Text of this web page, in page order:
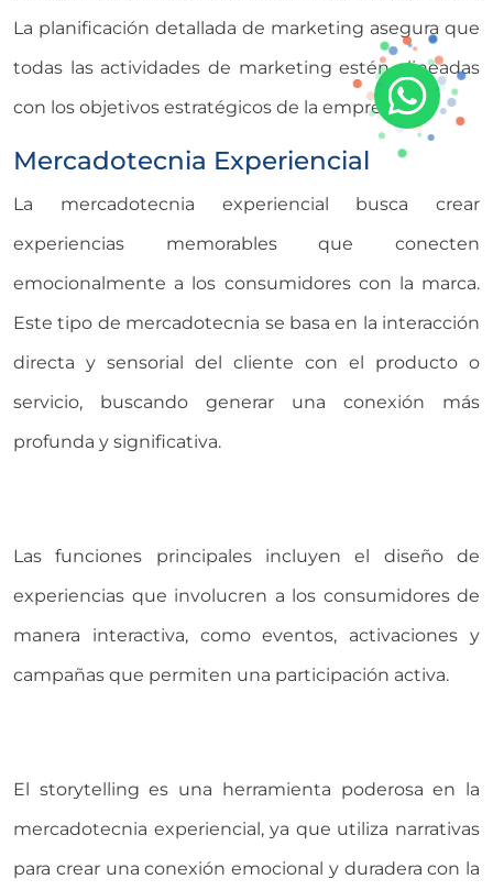
La planificación detallada de marketing asegura que
todas las actividades de marketing estén alineadas
con los objetivos estratégicos de la empresa.
Mercadotecnia Experiencial
La mercadotecnia experiencial busca crear
experiencias memorables que conecten
emocionalmente a los consumidores con la marca.
Este tipo de mercadotecnia se basa en la interacción
directa y sensorial del cliente con el producto o
servicio, buscando generar una conexión más
profunda y significativa.
Las funciones principales incluyen el diseño de
experiencias que involucren a los consumidores de
manera interactiva, como eventos, activaciones y
campañas que permiten una participación activa.
El storytelling es una herramienta poderosa en la
mercadotecnia experiencial, ya que utiliza narrativas
para crear una conexión emocional y duradera con la
Universidad Virtual
solo para nuevo ingreso